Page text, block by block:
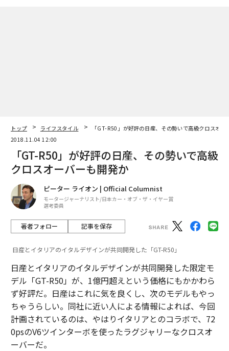
トップ ライフスタイル
「GT-R50」が好評の日産、その勢いで高級クロスオー
2018.11.04 12:00
「GT-R50」が好評の日産、その勢いで高級
クロスオーバーも開発か
ピーター ライオン | Official Columnist
モータージャーナリスト/日本カー・オブ・ザ・イヤー賞
選考委員
著者フォロー 記事を保存
日産とイタリアのイタルデザインが共同開発した「GT-R50」
日産とイタリアのイタルデザインが共同開発した限定モ
デル「GT-R50」が、1億円超えという価格にもかかわら
ず好評だ。日産はこれに気を良くし、次のモデルもやっ
ちゃうらしい。同社に近い人による情報によれば、今回
計画されているのは、やはりイタリアとのコラボで、72
0psのV6ツインターボを使ったラグジャリーなクロスオ
ーバーだ。